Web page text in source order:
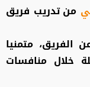
من تدريب فريق
الفريق، متمنيا
خلال منافسات